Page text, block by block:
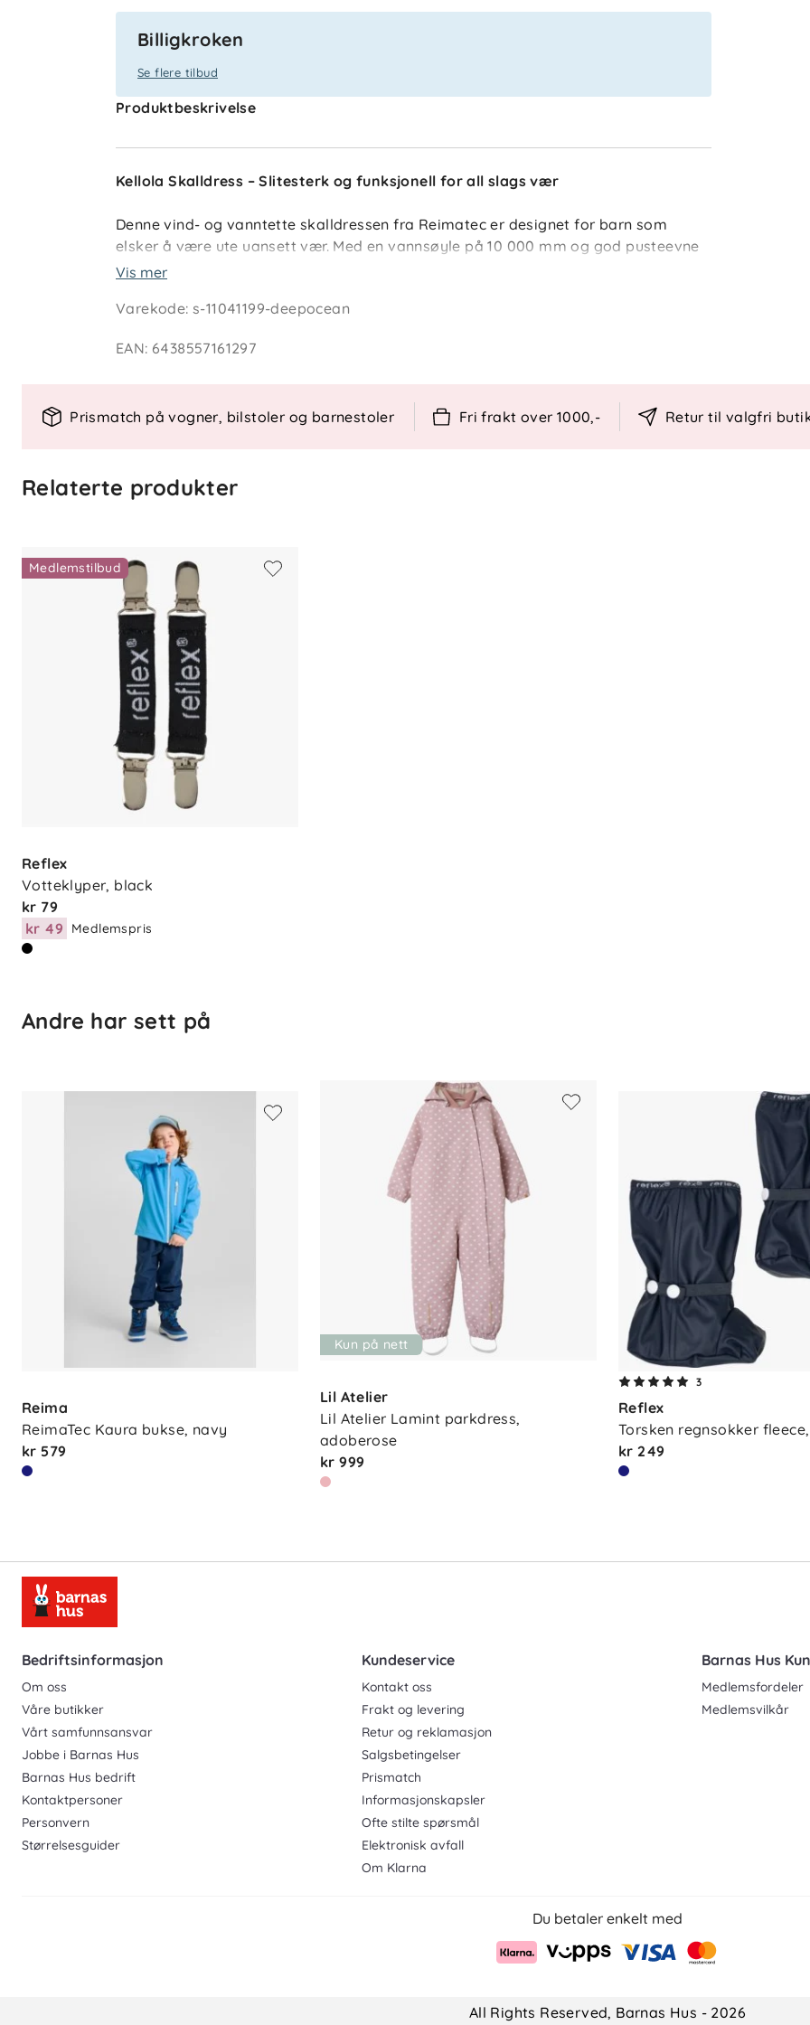
Billigkroken
Se flere tilbud
Produktbeskrivelse
Kellola Skalldress – Slitesterk og funksjonell for all slags vær
Denne vind- og vanntette skalldressen fra Reimatec er designet for barn som
elsker å være ute uansett vær. Med en vannsøyle på 10 000 mm og god pusteevne
på 7 000 g/m²/24h, gir den både beskyttelse og komfort. Teipede sømmer sørger
slitestyrken.
Fullstendig vanntett
– Vannsøyle på 10 000 mm med teipede sømmer.
God pusteevne– Pustende materiale (7 000 g/m²/24h) for økt komfort.
Elastiske mansjetter og linning
Funksjonelle Detaljer:
Materiale
Fôr
: Nettingfôr med mykt polyesterfôr i armer og bein
Lommer
Fotstropper
Vis mer
Varekode:s-11041199-deepocean
EAN: 6438557161297
Prismatch på vogner, bilstoler og barnestoler Fri frakt over 1000,- Retur til valgfri
Relaterte produkter
Medlemstilbud
Reflex
Votteklyper, black
kr 79
kr 49
Medlemspris
Andre har sett på
Reima
ReimaTec Kaura bukse, navy
kr 579
Kun på nett
Lil Atelier
Lil Atelier Lamint parkdress,
adoberose
kr 999
3
Reflex
Torsken regnsokker
kr 249
Bedriftsinformasjon
Om oss
Våre butikker
Vårt samfunnsansvar
Jobbe i Barnas Hus
Barnas Hus bedrift
Kontaktpersoner
Personvern
Størrelsesguider
Kundeservice
Kontakt oss
Frakt og levering
Retur og reklamasjon
Salgsbetingelser
Prismatch
Informasjonskapsler
Ofte stilte spørsmål
Elektronisk avfall
Om Klarna
Barnas Hus
Medlemsfordeler
Medlemsvilkår
Du betaler enkelt med
All Rights Reserved, Barnas Hus - 2026